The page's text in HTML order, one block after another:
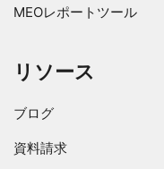
MEOレポートツール
リソース
ブログ
資料請求